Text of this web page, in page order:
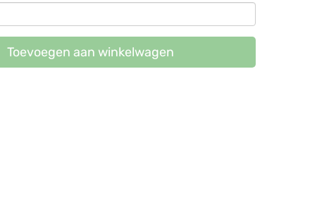
Toevoegen aan winkelwagen